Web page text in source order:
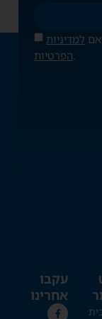
למדיניות
הפרטיות.
עקבו
אחרינו